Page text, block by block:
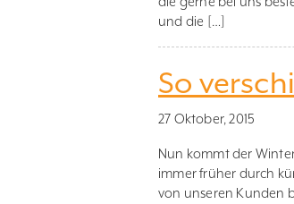
und die […]
So
27 Oktober, 2015
Nun kommt der
immer früher durch
von unseren Kunden